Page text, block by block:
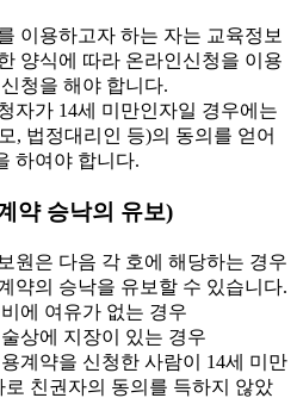
이용하고자 하는 자는 교육정보
양식에 따라 온라인신청을 이용
청을 해야 합니다.
자가 14세 미만인자일 경우에는
, 법정대리인 등)의 동의를 얻어
하여야 합니다.
약 승낙의 유보)
원은 다음 각 호에 해당하는 경우
약의 승낙을 유보할 수 있습니다.
에 여유가 없는 경우
상에 지장이 있는 경우
계약을 신청한 사람이 14세 미만
로 친권자의 동의를 득하지 않았